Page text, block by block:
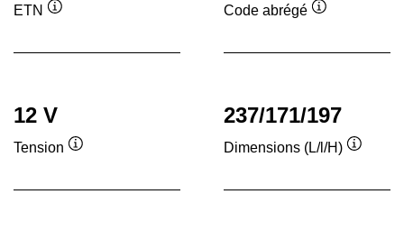
ETN
Code abrégé
12 V
Tension
237/171/197
Dimensions (L/l/H)